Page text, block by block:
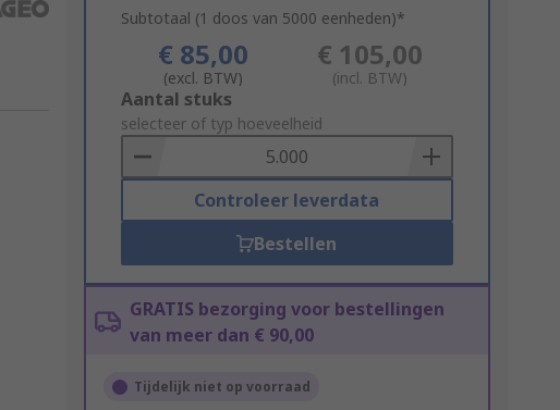
Subtotaal (1 doos van 5000 eenheden)*
€ 85,00
(excl. BTW)
€ 105,00
(incl. BTW)
Add
to
Basket
Aantal stuks
selecteer of typ hoeveelheid
Controleer leverdata
Bestellen
GRATIS bezorging voor bestellingen
van meer dan € 90,00
Tijdelijk niet op voorraad